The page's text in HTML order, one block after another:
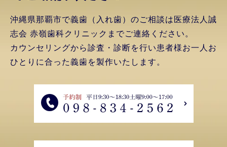
沖縄県那覇市で義歯（入れ歯）のご相談は医療法人誠
志会 赤嶺歯科クリニックまでご連絡ください。
カウンセリングから診査・診断を行い患者様お一人お
ひとりに合った義歯を製作いたします。